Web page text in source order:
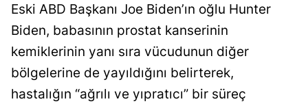
Eski ABD Başkanı Joe Biden’ın oğlu Hunter
Biden, babasının prostat kanserinin
kemiklerinin yanı sıra vücudunun diğer
bölgelerine de yayıldığını belirterek,
hastalığın “ağrılı ve yıpratıcı” bir süreç